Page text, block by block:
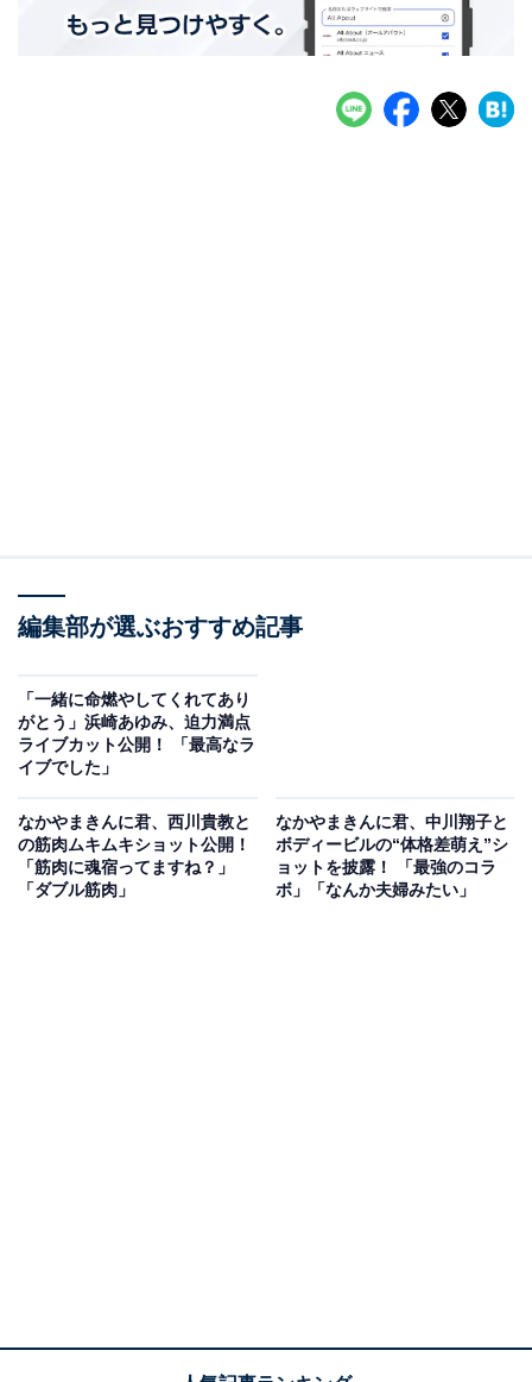
編集部が選ぶおすすめ記事
「一緒に命燃やしてくれてあり
がとう」浜崎あゆみ、迫力満点
ライブカット公開！ 「最高なラ
イブでした」
なかやまきんに君、西川貴教と
の筋肉ムキムキショット公開！
「筋肉に魂宿ってますね？」
「ダブル筋肉」
なかやまきんに君、中川翔子と
ボディービルの“体格差萌え”シ
ョットを披露！ 「最強のコラ
ボ」「なんか夫婦みたい」